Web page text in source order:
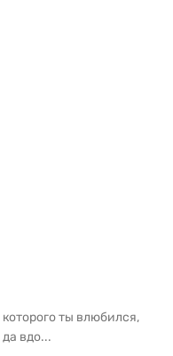
которого ты влюбился,
вдо...